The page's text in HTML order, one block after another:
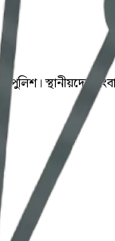
স্থানীয়দের